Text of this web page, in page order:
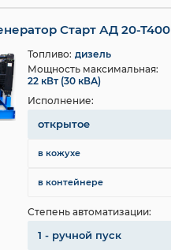
Старт АД 20-Т400
Топливо: дизель
Мощность максимальная:
22 кВт (30 кВА)
Исполнение:
открытое
в кожухе
в контейнере
Степень автоматизации:
1 - ручной пуск